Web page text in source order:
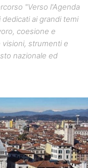
"Verso l'Agenda
ai grandi temi
coesione e
strumenti e
nazionale ed